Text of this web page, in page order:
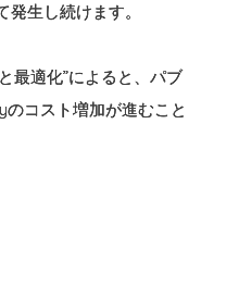
生し続けます。
最適化”によると、パブ
コスト増加が進むこと